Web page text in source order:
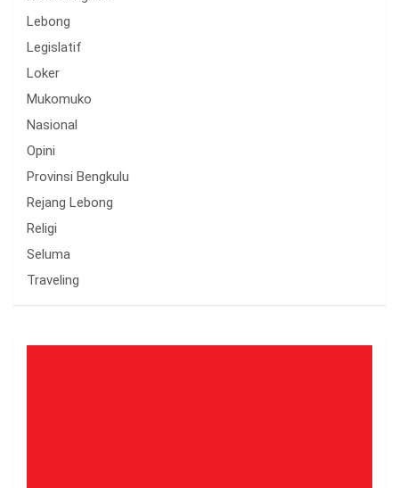
Lebong
Legislatif
Loker
Mukomuko
Nasional
Opini
Provinsi Bengkulu
Rejang Lebong
Religi
Seluma
Traveling